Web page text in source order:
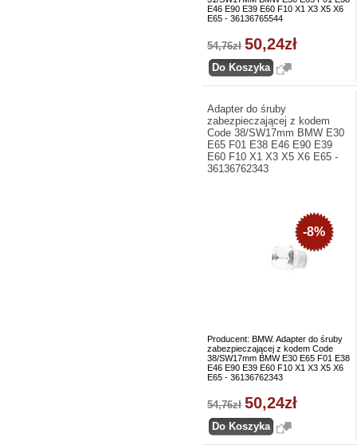
E46 E90 E39 E60 F10 X1 X3 X5 X6
E65 - 36136765544
54,76zł 50,24zł
Adapter do śruby
zabezpieczającej z kodem
Code 38/SW17mm BMW E30
E65 F01 E38 E46 E90 E39
E60 F10 X1 X3 X5 X6 E65 -
36136762343
Producent: BMW. Adapter do śruby
zabezpieczającej z kodem Code
38/SW17mm BMW E30 E65 F01 E38
E46 E90 E39 E60 F10 X1 X3 X5 X6
E65 - 36136762343
-8%
54,76zł 50,24zł